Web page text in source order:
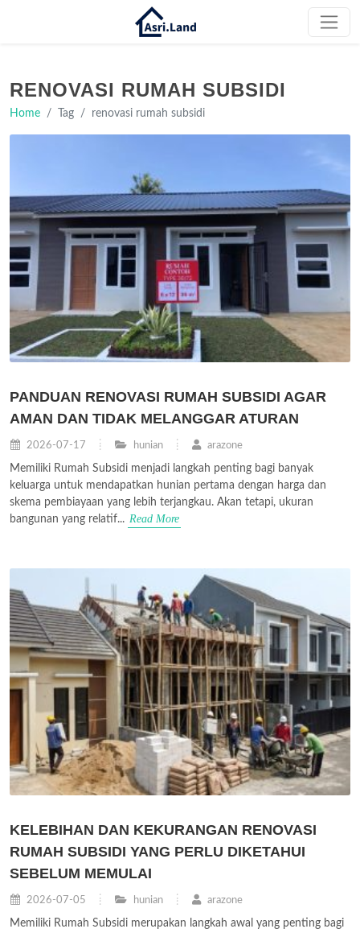
RENOVASI RUMAH SUBSIDI
Home Tag renovasi rumah subsidi
PANDUAN RENOVASI RUMAH SUBSIDI AGAR
AMAN DAN TIDAK MELANGGAR ATURAN
2026-07-17 hunian arazone
Memiliki Rumah Subsidi menjadi langkah penting bagi banyak
keluarga untuk mendapatkan hunian pertama dengan harga dan
skema pembiayaan yang lebih terjangkau. Akan tetapi, ukuran
bangunan yang relatif... Read More
KELEBIHAN DAN KEKURANGAN RENOVASI
RUMAH SUBSIDI YANG PERLU DIKETAHUI
SEBELUM MEMULAI
2026-07-05 hunian arazone
Memiliki Rumah Subsidi merupakan langkah awal yang penting bagi